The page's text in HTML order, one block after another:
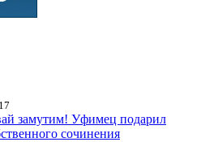
замутим! Уфимец подарил
сочинения